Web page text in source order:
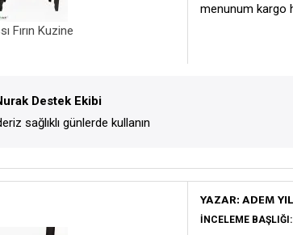
Fırın Kuzine
menunum kargo
Destek Ekibi
sağlıklı günlerde kullanın
YAZAR: ADEM
İNCELEME BAŞLIĞI: